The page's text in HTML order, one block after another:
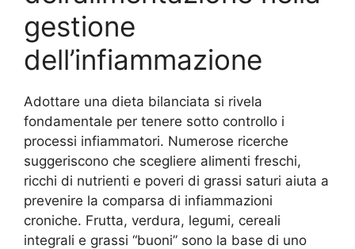
gestione
dell’infiammazione
Adottare una dieta bilanciata si rivela
fondamentale per tenere sotto controllo i
processi infiammatori. Numerose ricerche
suggeriscono che scegliere alimenti freschi,
ricchi di nutrienti e poveri di grassi saturi aiuta a
prevenire la comparsa di infiammazioni
croniche. Frutta, verdura, legumi, cereali
integrali e grassi “buoni” sono la base di uno